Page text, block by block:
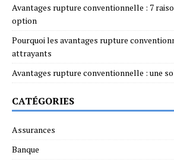
Avantages rupture conventionnelle : 7
option
Pourquoi les avantages rupture
attrayants
Avantages rupture conventionnelle : une
CATÉGORIES
Assurances
Banque